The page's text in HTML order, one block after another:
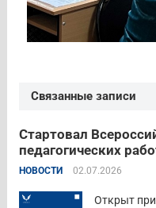
Связанные записи
Стартовал
педагогических
человека – 2026»
НОВОСТИ 02.07.2026
Открыт